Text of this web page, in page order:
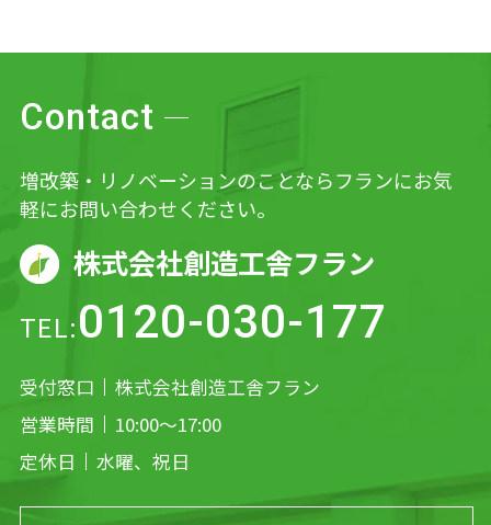
Contact
増改築・リノベーションのことならフランにお気
軽にお問い合わせください。
株式会社創造工舎フラン
TEL:0120-030-177
受付窓口
株式会社創造工舎フラン
営業時間
10:00～17:00
定休日
水曜、祝日